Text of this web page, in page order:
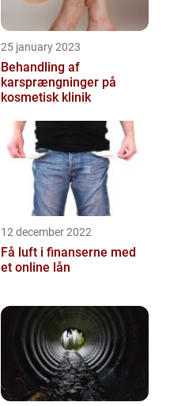
25 january 2023
Behandling af
karsprængninger på
kosmetisk klinik
12 december 2022
Få luft i finanserne med
et online lån